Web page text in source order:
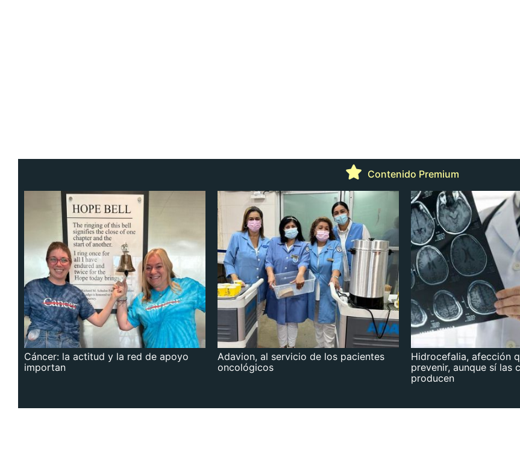
Contenido Premium
Cáncer: la actitud y la red de apoyo
importan
Adavion, al servicio de los pacientes
oncológicos
Hidrocefalia, afección
prevenir, aunque sí las
producen